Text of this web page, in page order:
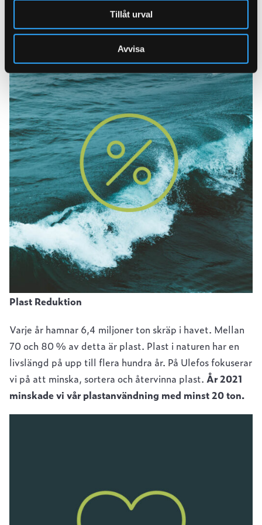
Tillåt urval
Avvisa
Läs mer
Plast Reduktion
Varje år hamnar 6,4 miljoner ton skräp i havet. Mellan
70 och 80 % av detta är plast. Plast i naturen har en
livslängd på upp till flera hundra år. På Ulefos fokuserar
vi på att minska, sortera och återvinna plast. År 2021
minskade vi vår plastanvändning med minst 20 ton.